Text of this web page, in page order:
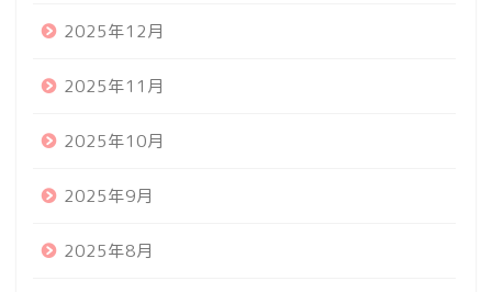
2025年12月
2025年11月
2025年10月
2025年9月
2025年8月